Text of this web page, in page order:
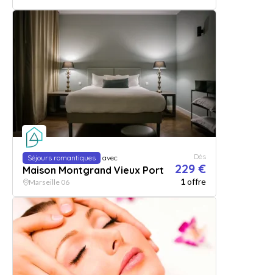
Séjours romantiques avec
Maison Montgrand Vieux Port
Dès
229 €
Marseille 06 1offre